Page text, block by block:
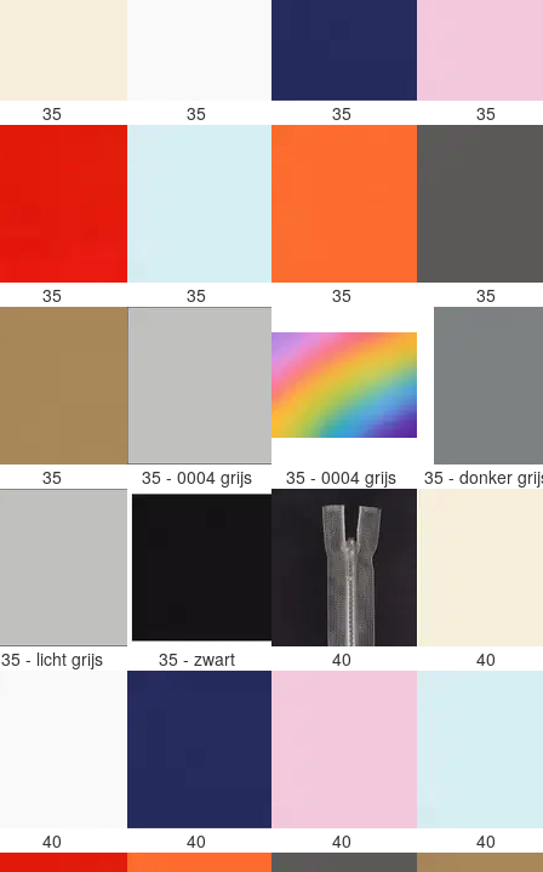
35 35 35 35
35 35 35 35
35 35 - 0004 grijs 35 - 0004 grijs 35 - donker
35 - licht grijs 35 - zwart 40 40
40 40 40 40